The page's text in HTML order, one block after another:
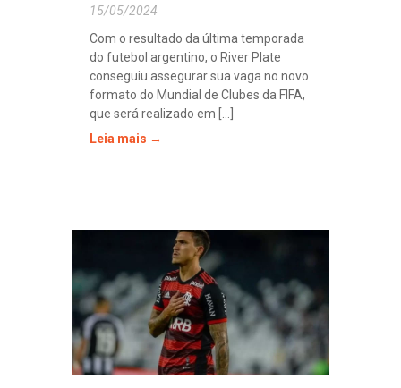
15/05/2024
Com o resultado da última temporada
do futebol argentino, o River Plate
conseguiu assegurar sua vaga no novo
formato do Mundial de Clubes da FIFA,
que será realizado em [...]
Leia mais →